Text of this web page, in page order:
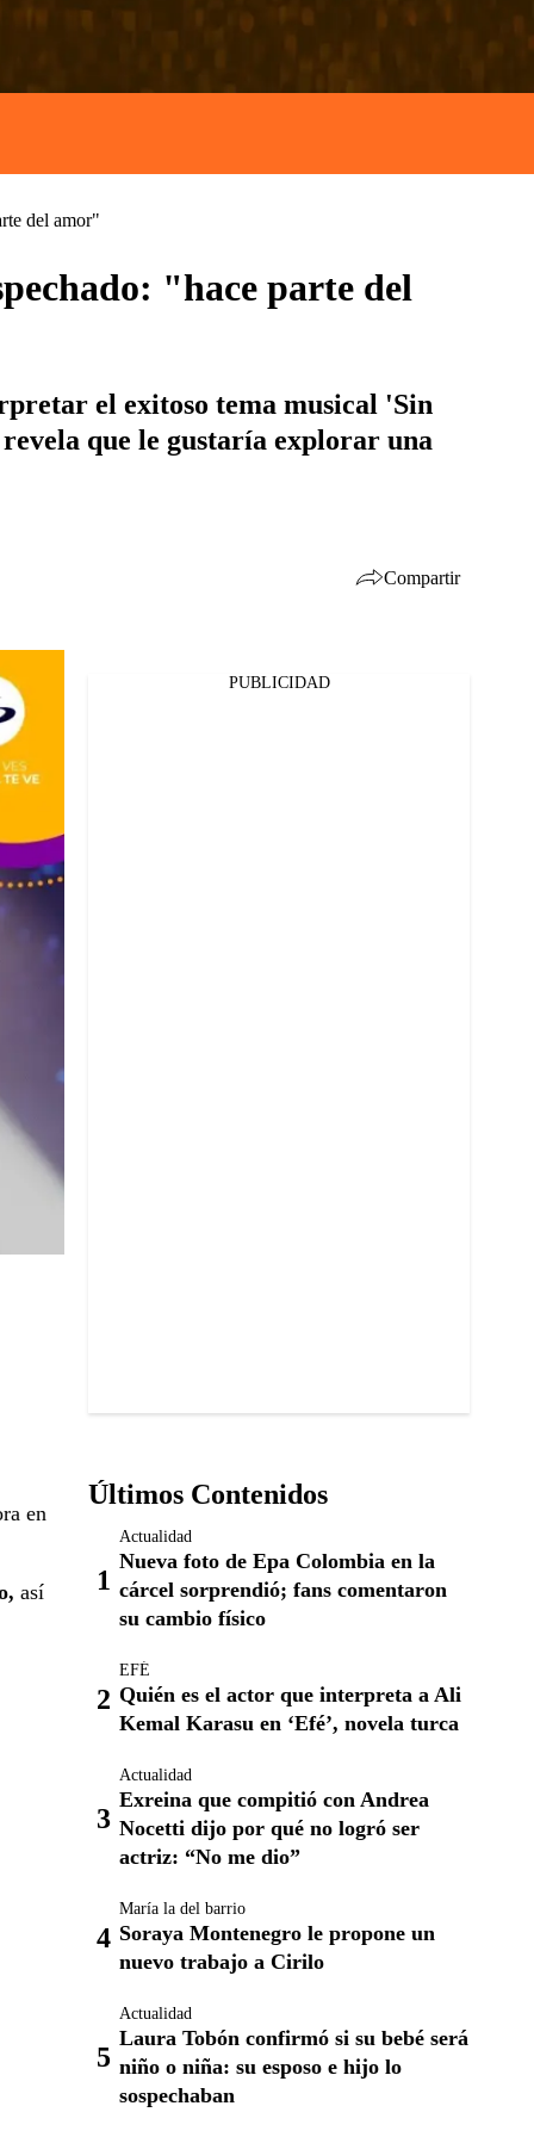
del amor"
"hace parte del
el exitoso tema musical 'Sin
que le gustaría explorar una
Compartir
en
así
PUBLICIDAD
Últimos Contenidos
Actualidad
Nueva foto de Epa Colombia en la
cárcel sorprendió; fans comentaron
su cambio físico
EFÉ
Quién es el actor que interpreta a Ali
Kemal Karasu en ‘Efé’, novela turca
Actualidad
Exreina que compitió con Andrea
Nocetti dijo por qué no logró ser
actriz: “No me dio”
María la del barrio
Soraya Montenegro le propone un
nuevo trabajo a Cirilo
Actualidad
Laura Tobón confirmó si su bebé será
niño o niña: su esposo e hijo lo
sospechaban